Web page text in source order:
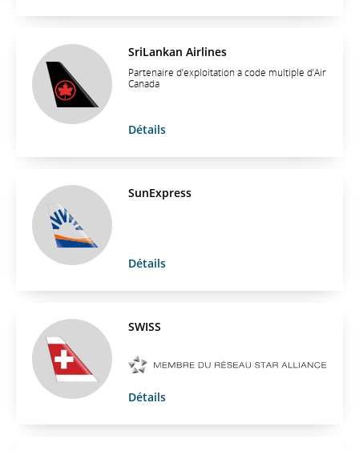
SriLankan Airlines
Partenaire d’exploitation à code multiple d’Air
Canada
Détails
SunExpress
Détails
SWISS
Détails